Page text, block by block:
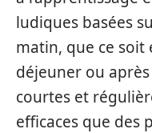
ludiques basées
matin, que ce
déjeuner ou
courtes et
efficaces que des